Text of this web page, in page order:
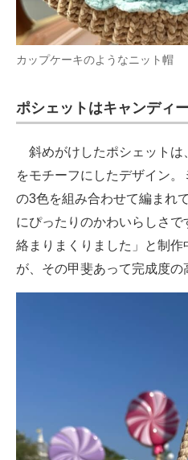
カップケーキのようなニット帽
ポシェットはキャンディ
斜めがけしたポシェットは
をモチーフにしたデザイン
の3色を組み合わせて編まれ
にぴったりのかわいらしさ
絡まりまくりました」と制
が、その甲斐あって完成度の